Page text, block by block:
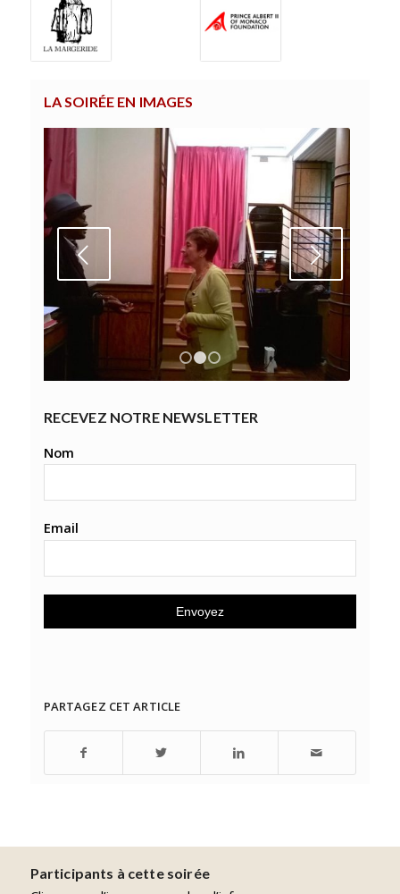
LA SOIRÉE EN IMAGES
Suivant
1 2
RECEVEZ NOTRE NEWSLETTER
Nom
Email
PARTAGEZ CET ARTICLE
Participants à cette soirée